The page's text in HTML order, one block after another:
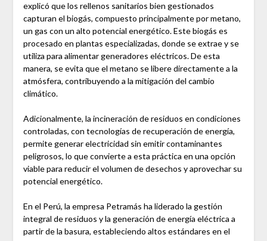
explicó que los rellenos sanitarios bien gestionados
capturan el biogás, compuesto principalmente por metano,
un gas con un alto potencial energético. Este biogás es
procesado en plantas especializadas, donde se extrae y se
utiliza para alimentar generadores eléctricos. De esta
manera, se evita que el metano se libere directamente a la
atmósfera, contribuyendo a la mitigación del cambio
climático.
Adicionalmente, la incineración de residuos en condiciones
controladas, con tecnologías de recuperación de energía,
permite generar electricidad sin emitir contaminantes
peligrosos, lo que convierte a esta práctica en una opción
viable para reducir el volumen de desechos y aprovechar su
potencial energético.
En el Perú, la empresa Petramás ha liderado la gestión
integral de residuos y la generación de energía eléctrica a
partir de la basura, estableciendo altos estándares en el